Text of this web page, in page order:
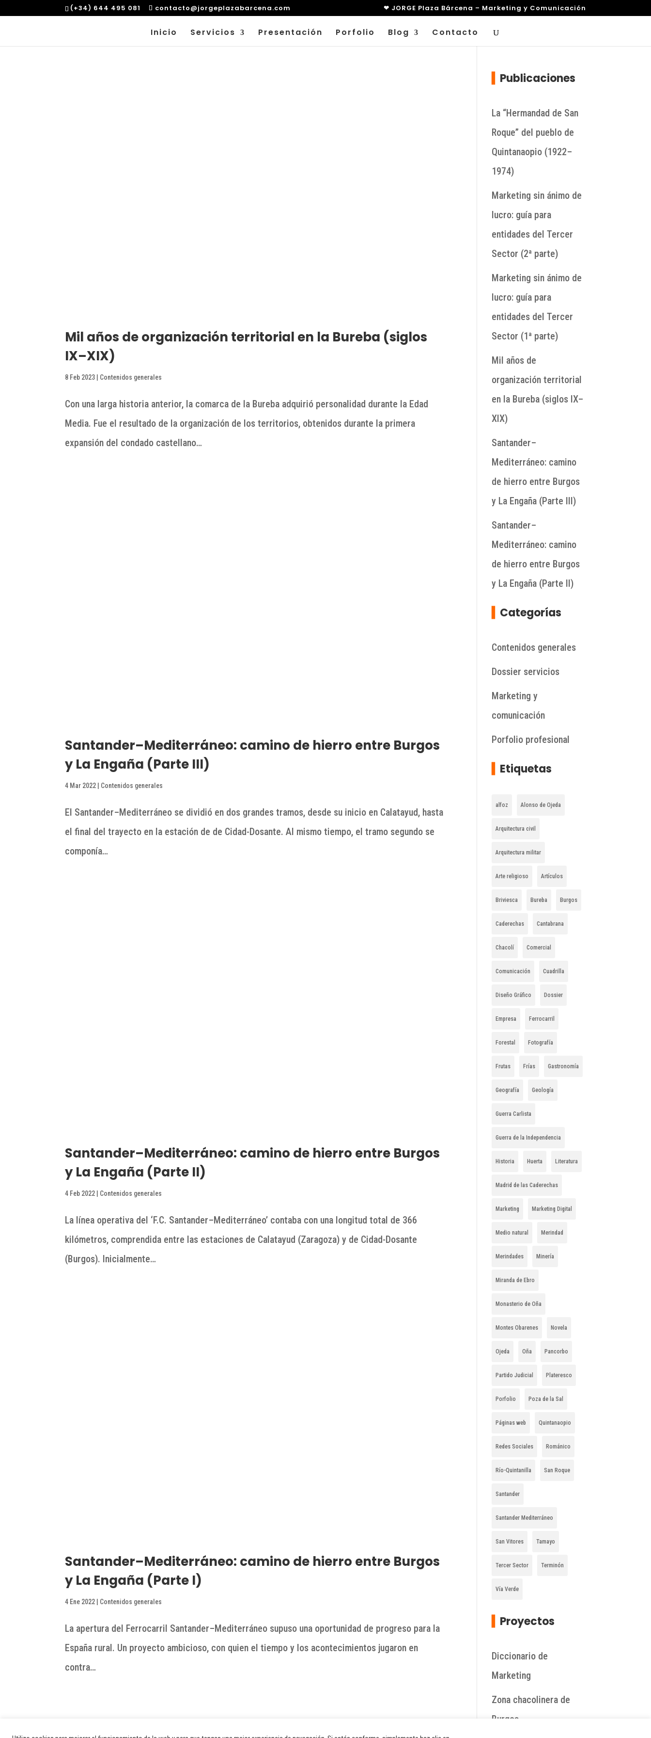
(+34) 644 495 081 contacto@jorgeplazabarcena.com ❤ JORGE Plaza Bárcena – Marketing y Comunicación
Inicio Servicios Presentación Porfolio Blog Contacto
Mil años de organización territorial en la Bureba (siglos
IX–XIX)
8 Feb 2023 Contenidos generales
Con una larga historia anterior, la comarca de la Bureba adquirió personalidad durante la Edad
Media. Fue el resultado de la organización de los territorios, obtenidos durante la primera
expansión del condado castellano…
Santander–Mediterráneo: camino de hierro entre Burgos
y La Engaña (Parte III)
4 Mar 2022 | Contenidos generales
El Santander–Mediterráneo se dividió en dos grandes tramos, desde su inicio en Calatayud, hasta
el final del trayecto en la estación de de Cidad-Dosante. Al mismo tiempo, el tramo segundo se
componía…
Santander–Mediterráneo: camino de hierro entre Burgos
y La Engaña (Parte II)
4 Feb 2022 Contenidos generales
La línea operativa del ‘F.C. Santander–Mediterráneo’ contaba con una longitud total de 366
kilómetros, comprendida entre las estaciones de Calatayud (Zaragoza) y de Cidad-Dosante
(Burgos). Inicialmente…
Santander–Mediterráneo: camino de hierro entre Burgos
y La Engaña (Parte I)
4 Ene 2022 Contenidos generales
La apertura del Ferrocarril Santander–Mediterráneo supuso una oportunidad de progreso para la
España rural. Un proyecto ambicioso, con quien el tiempo y los acontecimientos jugaron en
contra…
Publicaciones
La “Hermandad de San
Roque” del pueblo de
Quintanaopio (1922–
1974)
Marketing sin ánimo de
lucro: guía para
entidades del Tercer
Sector (2ª parte)
Marketing sin ánimo de
lucro: guía para
entidades del Tercer
Sector (1ª parte)
Mil años de
organización territorial
en la Bureba (siglos IX–
XIX)
Santander–
Mediterráneo: camino
de hierro entre Burgos
y La Engaña (Parte III)
Santander–
Mediterráneo: camino
de hierro entre Burgos
y La Engaña (Parte II)
Categorías
Contenidos generales
Dossier servicios
Marketing y
comunicación
Porfolio profesional
Etiquetas
alfoz Alonso de Ojeda
Arquitectura civil
Arquitectura militar
Arte religioso Artículos
Briviesca Bureba Burgos
Caderechas Cantabrana
Chacolí Comercial
Comunicación Cuadrilla
Diseño Gráfico Dossier
Empresa Ferrocarril
Forestal Fotografía
Frutas Frías Gastronomía
Geografía Geología
Guerra Carlista
Guerra de la Independencia
Historia Huerta Literatura
Madrid de las Caderechas
Marketing Marketing Digital
Medio natural Merindad
Merindades Minería
Miranda de Ebro
Monasterio de Oña
Montes Obarenes Novela
Ojeda Oña Pancorbo
Partido Judicial Plateresco
Porfolio Poza de la Sal
Páginas web Quintanaopio
Redes Sociales Románico
Río-Quintanilla San Roque
Santander
Santander Mediterráneo
San Vitores Tamayo
Tercer Sector Terminón
Vía Verde
Proyectos
Diccionario de
Marketing
Zona chacolinera de
Burgos